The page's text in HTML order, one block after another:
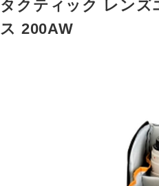
タクティック レンズ
ス 200AW